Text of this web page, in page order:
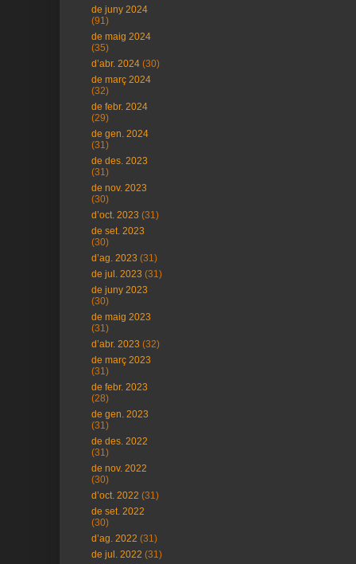
de juny 2024
(91)
de maig 2024
(35)
d’abr. 2024 (30)
de març 2024
(32)
de febr. 2024
(29)
de gen. 2024
(31)
de des. 2023
(31)
de nov. 2023
(30)
d’oct. 2023 (31)
de set. 2023
(30)
d’ag. 2023 (31)
de jul. 2023 (31)
de juny 2023
(30)
de maig 2023
(31)
d’abr. 2023 (32)
de març 2023
(31)
de febr. 2023
(28)
de gen. 2023
(31)
de des. 2022
(31)
de nov. 2022
(30)
d’oct. 2022 (31)
de set. 2022
(30)
d’ag. 2022 (31)
de jul. 2022 (31)